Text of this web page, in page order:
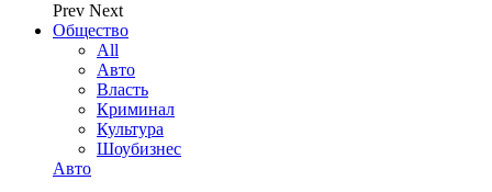
Prev Next
Общество
All
Авто
Власть
Криминал
Культура
Шоубизнес
Авто